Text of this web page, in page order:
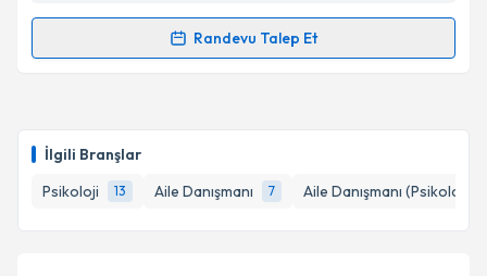
İlgili Branşlar
Psikoloji
13 Aile Danışmanı 7 Aile Danışmanı (Psikolog)
Metni'ni okudum ve kişisel verilerimin belirtilen
kapsamda işlenmesini kabul ediyorum.
Randevu Talep Et
Randevu Takvimi Talebi
hazırlandığında e-posta ile bilgilendireceğiz.
E-posta Adresiniz